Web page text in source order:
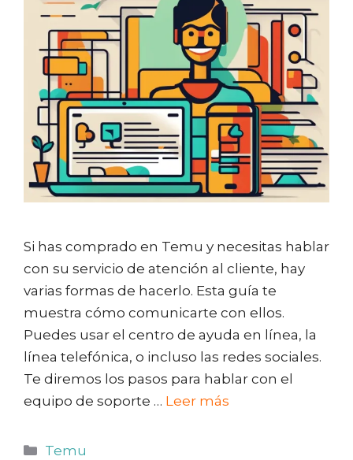
Si has comprado en Temu y necesitas hablar
con su servicio de atención al cliente, hay
varias formas de hacerlo. Esta guía te
muestra cómo comunicarte con ellos.
Puedes usar el centro de ayuda en línea, la
línea telefónica, o incluso las redes sociales.
Te diremos los pasos para hablar con el
equipo de soporte … Leer más
Categorías
Temu